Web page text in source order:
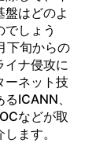
盤はどのよ
でしょう
下旬からの
イナ侵攻に
ーネット技
ICANN、
などが取
ます。